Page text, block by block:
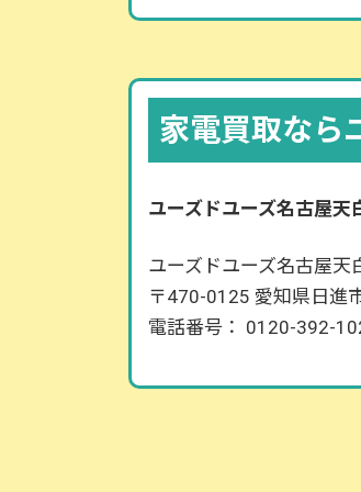
家電買取なら
ユーズドユーズ名古屋
ユーズドユーズ名古屋天
〒470-0125 愛知県日進
電話番号： 0120-392-